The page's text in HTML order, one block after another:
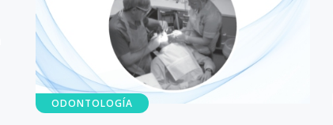
ODONTOLOGÍA